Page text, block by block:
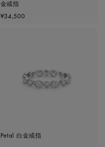
金戒指
Original price
¥34,500
Petal 白金戒指